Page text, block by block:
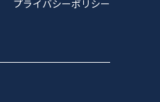
プライバシーポリシー